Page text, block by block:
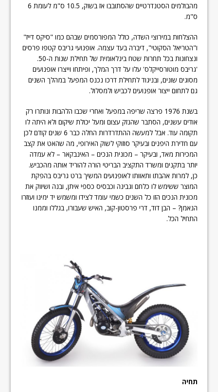
מהבולמים הסטנדרטיים שהסתובבו אז בשוק, 10.5 ס"מ לעומת 6
ס"מ.
ההצלחות במירוצי השדה, כולל המפורסמים שבהם כמו "סיקס דייז"
ו"הטריאל הסקוטי", דיברה בעד עצמה. אופנועי גריבס קטפו פרסים
ונצחונות בכל תחרות שטח בינלאומית של תחילת שנות ה-50.
'גריבס מוטורסייקלס' עלו על דרך המלך, ופיתחו וייצרו אופנועים
מסוגים שונים, ובניגוד לתחילת דרכו נכנס המפעל במהלך השנים
גם לתחום ייצור אופנועים לכביש ולמסלול.
בשנת 1976 פרצה שריפה במפעל ואחרי שכבו הלהבות ונותרו רק
אודים עשנים, הסתבר שהנזק עצום ומעל יכולת שיקום ולא היתה לו
תקומה עוד. אבל למעשה ההתדרדרות החלה כבר 6 שנים קודם לכן
עם חדירת היפנים ובעיקר סוזוקי לשוק האירופי, מה שהאט את קצב
המכירות מאד, ובעיקר – מכונית הנכים – האינבקאר – לא עמדה
יותר בתקנים ומשרד התקציב הבריטי הורה להוריד אותה מהכביש.
כן, למרות אהבתו ותאוותו לאופנועים המשיך ברט גריבס בהפקת
המוצר ששימש לו כלחם וגבינה וכבסיס כספי איתן, ובנה ושיווק את
מכונית הנכים הזו כל השנים כשמי עומד לצידו ומשמש יד ימינו ועוזרו
הנאמן? – הבן דוד, דרי פרסטון-קוב, האיש שעבורו, בגללו וממנו
התחיל הכל.
תחיה